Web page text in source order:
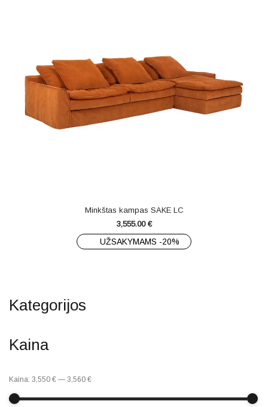
Minkštas kampas SAKE LC
3,555.00 €
UŽSAKYMAMS -20%
Kategorijos
Kaina
Kaina: 3,550 € — 3,560 €